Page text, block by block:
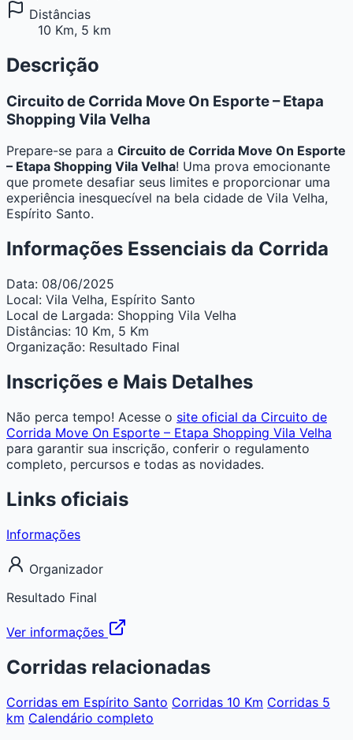
Distâncias
10 Km, 5 km
Descrição
Circuito de Corrida Move On Esporte – Etapa
Shopping Vila Velha
Prepare-se para a Circuito de Corrida Move On Esporte
– Etapa Shopping Vila Velha! Uma prova emocionante
que promete desafiar seus limites e proporcionar uma
experiência inesquecível na bela cidade de Vila Velha,
Espírito Santo.
Informações Essenciais da Corrida
Data: 08/06/2025
Local: Vila Velha, Espírito Santo
Local de Largada: Shopping Vila Velha
Distâncias: 10 Km, 5 Km
Organização: Resultado Final
Inscrições e Mais Detalhes
Não perca tempo! Acesse o site oficial da Circuito de
Corrida Move On Esporte – Etapa Shopping Vila Velha
para garantir sua inscrição, conferir o regulamento
completo, percursos e todas as novidades.
Links oficiais
Informações
Organizador
Resultado Final
Ver informações
Corridas relacionadas
Corridas em Espírito Santo Corridas 10 Km Corridas 5
km Calendário completo